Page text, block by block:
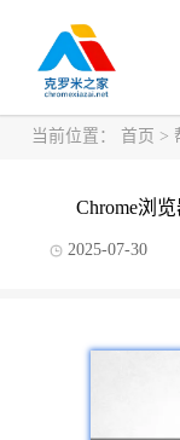
当前位置： 首页 >
Chrome浏
2025-07-30